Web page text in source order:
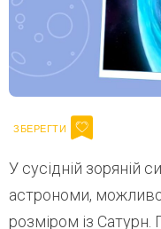
У сусідній зоряній
астрономи,
розміром із